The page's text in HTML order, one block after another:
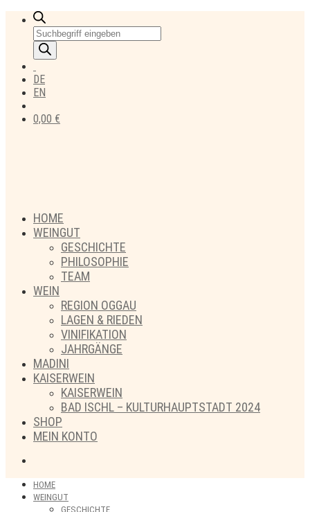
Products
search
DE
EN
0,00 €
HOME
WEINGUT
GESCHICHTE
PHILOSOPHIE
TEAM
WEIN
REGION OGGAU
LAGEN & RIEDEN
VINIFIKATION
JAHRGÄNGE
MADINI
KAISERWEIN
KAISERWEIN
BAD ISCHL – KULTURHAUPTSTADT 2024
SHOP
MEIN KONTO
HOME
WEINGUT
GESCHICHTE